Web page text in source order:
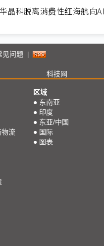
科脱离消费性红海航向AI
见问题
科技网
物流
区域
● 东南亚
● 印度
● 东亚/中国
● 国际
● 图表